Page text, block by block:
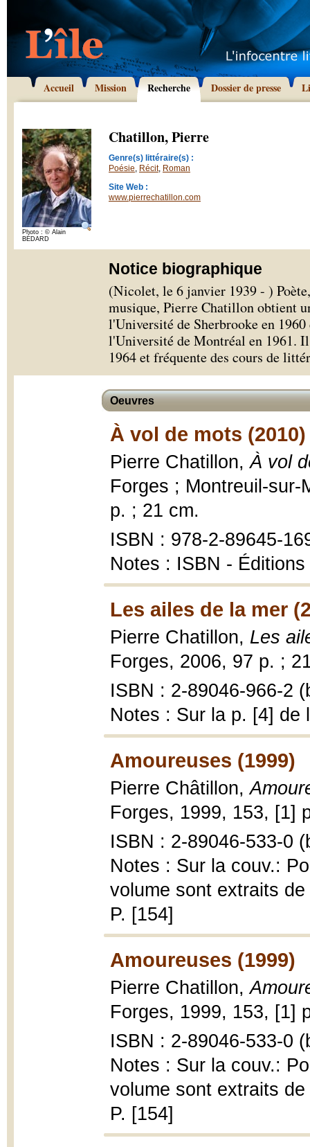
Accueil Mission Recherche Dossier de presse
Photo : © Alain
BÉDARD
Chatillon, Pierre
Genre(s) littéraire(s) :
Poésie, Récit, Roman
Site Web :
www.pierrechatillon.com
Notice biographique
(Nicolet, le 6 janvier 1939 - )
musique, Pierre Chatillon obtient
l'Université de Sherbrooke en
l'Université de Montréal en 1961.
1964 et fréquente des cours de
Oeuvres
À vol de mots (2010)
Pierre Chatillon,À vol
Forges ; Montreuil-sur-
p. ; 21 cm.
ISBN : 978-2-89645-
Notes : ISBN -
Les ailes de la mer
Pierre Chatillon, Les
Forges, 2006, 97 p. ;
ISBN : 2-89046-966-2
Notes : Sur la p. [4] de
Amoureuses (1999)
Pierre Châtillon,
Forges, 1999, 153, [1]
ISBN : 2-89046-533-0
Notes : Sur la couv.:
volume sont extraits
P. [154]
Amoureuses (1999)
Pierre Chatillon,
Forges, 1999, 153, [1]
ISBN : 2-89046-533-0
Notes : Sur la couv.:
volume sont extraits
P. [154]